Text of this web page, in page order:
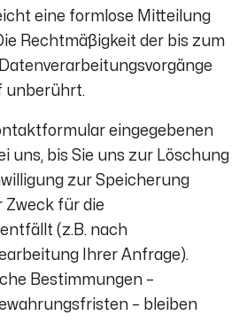
eine formlose Mitteilung
Rechtmäßigkeit der bis zum
unberührt.
eingegebenen
uns, bis Sie uns zur Löschung
zur Speicherung
Zweck für die
(z.B. nach
Ihrer Anfrage).
Bestimmungen –
– bleiben